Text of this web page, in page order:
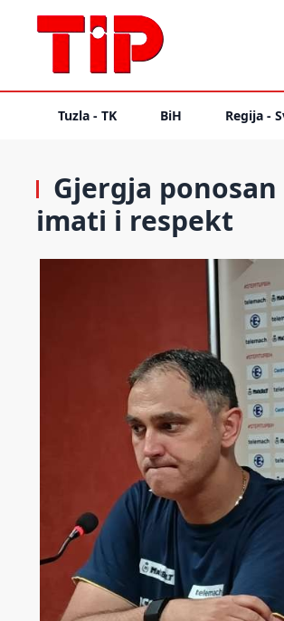
Tuzla - TK BiH Regija -
Gjergja ponosan
imati i respekt